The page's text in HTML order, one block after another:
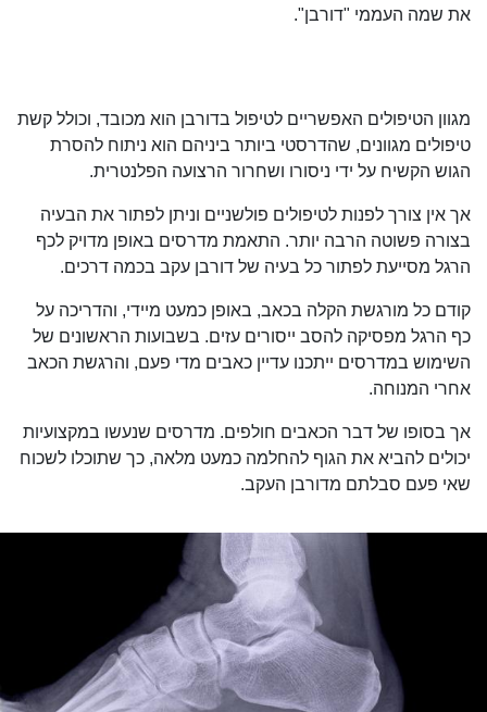
את שמה העממי "דורבן".
מגוון הטיפולים האפשריים לטיפול בדורבן הוא מכובד, וכולל קשת
טיפולים מגוונים, שהדרסטי ביותר ביניהם הוא ניתוח להסרת
הגוש הקשיח על ידי ניסורו ושחרור הרצועה הפלנטרית.
אך אין צורך לפנות לטיפולים פולשניים וניתן לפתור את הבעיה
בצורה פשוטה הרבה יותר. התאמת מדרסים באופן מדויק לכף
הרגל מסייעת לפתור כל בעיה של דורבן עקב בכמה דרכים.
קודם כל מורגשת הקלה בכאב, באופן כמעט מיידי, והדריכה על
כף הרגל מפסיקה להסב ייסורים עזים. בשבועות הראשונים של
השימוש במדרסים ייתכנו עדיין כאבים מדי פעם, והרגשת הכאב
אחרי המנוחה.
אך בסופו של דבר הכאבים חולפים. מדרסים שנעשו במקצועיות
יכולים להביא את הגוף להחלמה כמעט מלאה, כך שתוכלו לשכוח
שאי פעם סבלתם מדורבן העקב.